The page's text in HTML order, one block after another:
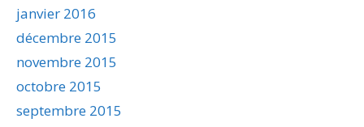
janvier 2016
décembre 2015
novembre 2015
octobre 2015
septembre 2015